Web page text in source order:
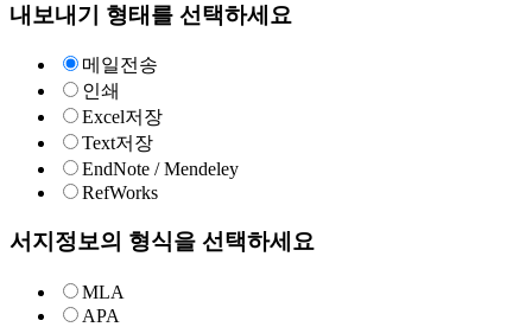
내보내기 형태를 선택하세요
메일전송
인쇄
Excel저장
Text저장
EndNote / Mendeley
RefWorks
서지정보의 형식을 선택하세요
MLA
APA